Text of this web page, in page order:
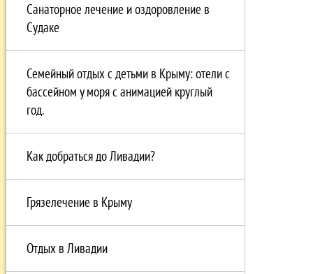
Санаторное лечение и оздоровление в
Судаке
Семейный отдых с детьми в Крыму: отели с
бассейном у моря с анимацией круглый
год.
Как добраться до Ливадии?
Грязелечение в Крыму
Отдых в Ливадии